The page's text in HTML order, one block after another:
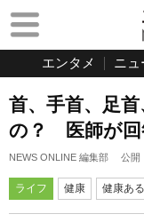
エンタメ ニュ
首、手首、足
の？ 医師が回
NEWS ONLINE 編集部 公開
ライフ 健康 健康あ